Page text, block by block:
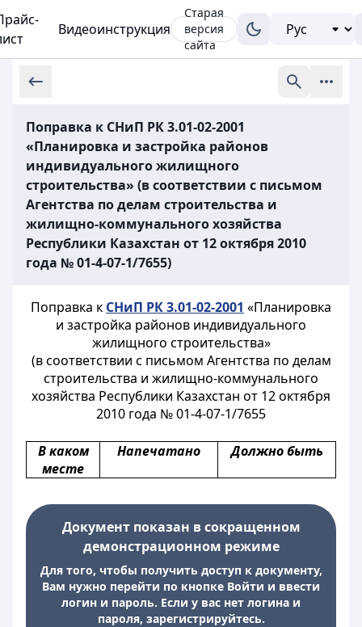
Видеоинструкция
Старая
версия
сайта
Поправка к СНиП РК 3.01-02-2001
«Планировка и застройка районов
индивидуального жилищного
строительства» (в соответствии с письмом
Агентства по делам строительства и
жилищно-коммунального хозяйства
Республики Казахстан от 12 октября 2010
года № 01-4-07-1/7655)
Поправка к СНиП РК 3.01-02-2001 «Планировка
и застройка районов индивидуального
жилищного строительства»
(в соответствии с письмом Агентства по делам
строительства и жилищно-коммунального
хозяйства Республики Казахстан от 12 октября
2010 года № 01-4-07-1/7655
В каком
месте
Напечатано Должно быть
Документ показан в сокращенном
демонстрационном режиме
Для того, чтобы получить доступ к документу,
Вам нужно перейти по кнопке Войти и ввести
логин и пароль. Если у вас нет логина и
пароля, зарегистрируйтесь.